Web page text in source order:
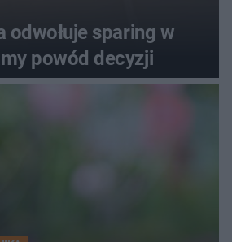
odwołuje sparing w
powód decyzji